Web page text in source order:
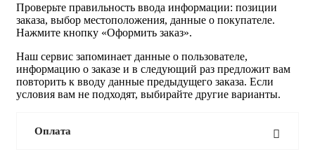
Проверьте правильность ввода информации: позиции
заказа, выбор местоположения, данные о покупателе.
Нажмите кнопку «Оформить заказ».
Наш сервис запоминает данные о пользователе,
информацию о заказе и в следующий раз предложит вам
повторить к вводу данные предыдущего заказа. Если
условия вам не подходят, выбирайте другие варианты.
Оплата